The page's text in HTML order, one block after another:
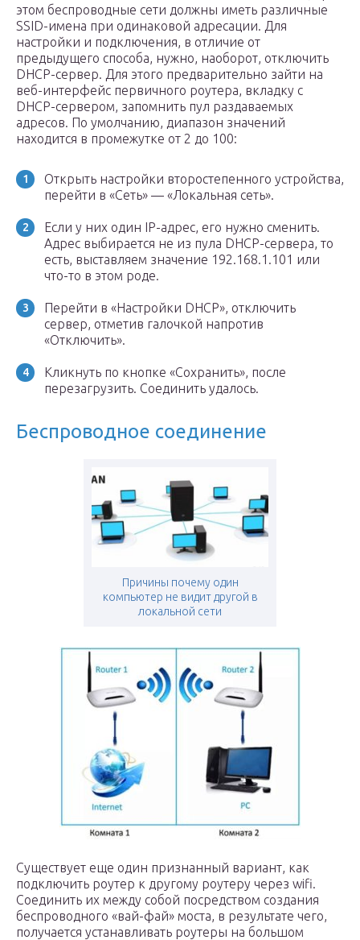
этом беспроводные сети должны иметь различные
SSID-имена при одинаковой адресации. Для
настройки и подключения, в отличие от
предыдущего способа, нужно, наоборот, отключить
DHCP-сервер. Для этого предварительно зайти на
веб-интерфейс первичного роутера, вкладку с
DHCP-сервером, запомнить пул раздаваемых
адресов. По умолчанию, диапазон значений
находится в промежутке от 2 до 100:
Открыть настройки второстепенного устройства,
перейти в «Сеть» — «Локальная сеть».
Если у них один IP-адрес, его нужно сменить.
Адрес выбирается не из пула DHCP-сервера, то
есть, выставляем значение 192.168.1.101 или
что-то в этом роде.
Перейти в «Настройки DHCP», отключить
сервер, отметив галочкой напротив
«Отключить».
Кликнуть по кнопке «Сохранить», после
перезагрузить. Соединить удалось.
Беспроводное соединение
Причины почему один
компьютер не видит другой в
локальной сети
Существует еще один признанный вариант, как
подключить роутер к другому роутеру через wifi.
Соединить их между собой посредством создания
беспроводного «вай-фай» моста, в результате чего,
получается устанавливать роутеры на большом